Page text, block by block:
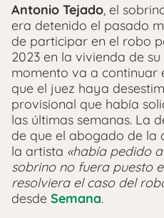
Antonio Tejado, el
era detenido el pasado
de participar en el robo
2023 en la vivienda de
momento va a continuar
que el juez haya
provisional que había
las últimas semanas. La
de que el abogado de la
la artista «había pedido
sobrino no fuera puesto
resolviera el caso del
desde Semana.